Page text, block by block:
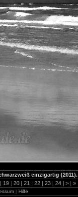
einzigartig (2011).
| 19 | 20 | 21 | 22 | 23 | 24 | > | »
| Hilfe